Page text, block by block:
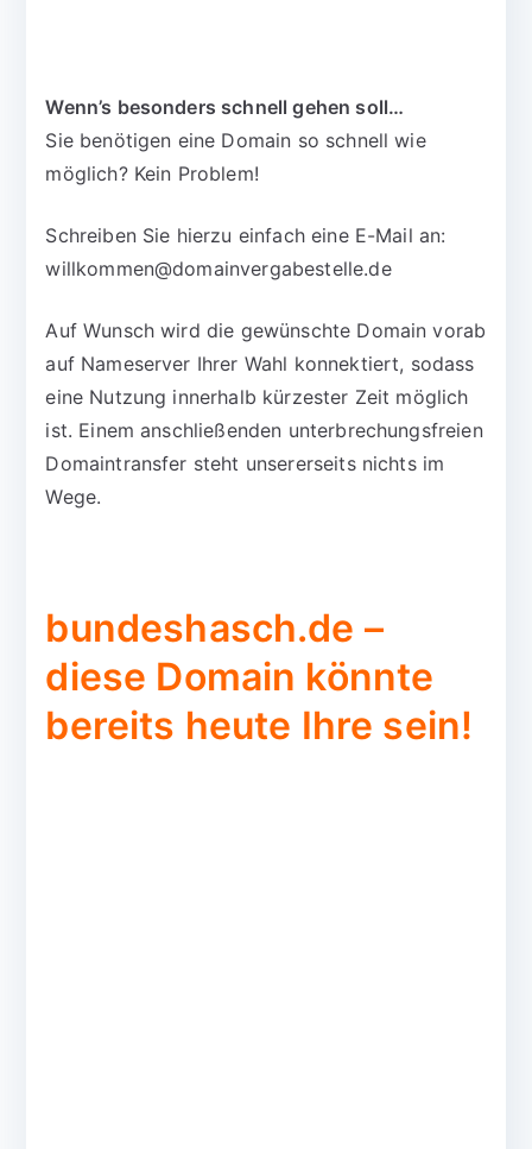
Wenn’s besonders schnell gehen soll…
Sie benötigen eine Domain so schnell wie
möglich? Kein Problem!
Schreiben Sie hierzu einfach eine E-Mail an:
willkommen@domainvergabestelle.de
Auf Wunsch wird die gewünschte Domain vorab
auf Nameserver Ihrer Wahl konnektiert, sodass
eine Nutzung innerhalb kürzester Zeit möglich
ist. Einem anschließenden unterbrechungsfreien
Domaintransfer steht unsererseits nichts im
Wege.
bundeshasch.de –
diese Domain könnte
bereits heute Ihre sein!